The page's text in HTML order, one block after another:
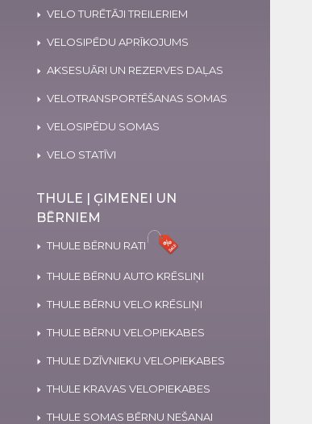
VELO TURĒTĀJI TREILERIEM
VELOSIPĒDU APRĪKOJUMS
AKSESUĀRI UN REZERVES DAĻAS
VELOTRANSPORTĒŠANAS SOMAS
VELOSIPĒDU SOMAS
VELO STATĪVI
THULE | ĢIMENEI UN
BĒRNIEM
THULE BĒRNU RATI
THULE BĒRNU AUTO KRĒSLIŅI
THULE BĒRNU VELO KRĒSLIŅI
THULE BĒRNU VELOPIEKABES
THULE DZĪVNIEKU VELOPIEKABES
THULE KRAVAS VELOPIEKABES
THULE SOMAS BĒRNU NEŠANAI